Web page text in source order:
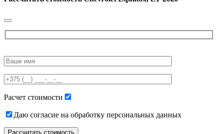
leave
field
empty.
Расчет стоимости
Даю согласие на обработку персональных данных